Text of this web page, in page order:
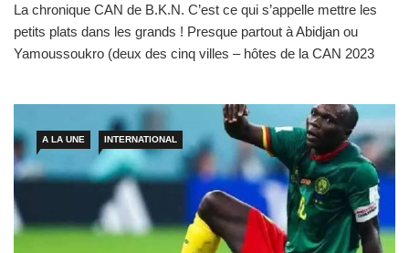
La chronique CAN de B.K.N. C’est ce qui s’appelle mettre les
petits plats dans les grands ! Presque partout à Abidjan ou
Yamoussoukro (deux des cinq villes – hôtes de la CAN 2023
d’Ivoire prépare le […]
A LA UNE INTERNATIONAL